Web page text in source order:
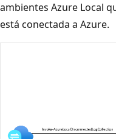
ambientes Azure Local
está conectada a Azure.